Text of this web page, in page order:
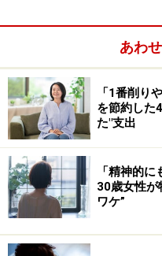
使い方を変えることで、
参考までにガイド
人のふり見て我がふりを
して、ガイドの家の水
は2010年から2015年ま
れる水道代をまとめた
ョンで4人暮らし、東京
あわ
「1番削り
を節約した
た"支出
「精神的
30歳女性が
ワケ”